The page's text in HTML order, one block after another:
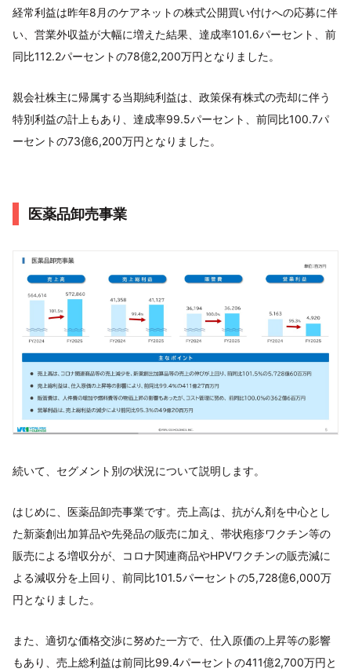
経常利益は昨年8月のケアネットの株式公開買い付けへの応募に伴
い、営業外収益が大幅に増えた結果、達成率101.6パーセント、前
同比112.2パーセントの78億2,200万円となりました。
親会社株主に帰属する当期純利益は、政策保有株式の売却に伴う
特別利益の計上もあり、達成率99.5パーセント、前同比100.7パ
ーセントの73億6,200万円となりました。
医薬品卸売事業
続いて、セグメント別の状況について説明します。
はじめに、医薬品卸売事業です。売上高は、抗がん剤を中心とし
た新薬創出加算品や先発品の販売に加え、帯状疱疹ワクチン等の
販売による増収分が、コロナ関連商品やHPVワクチンの販売減に
よる減収分を上回り、前同比101.5パーセントの5,728億6,000万
円となりました。
また、適切な価格交渉に努めた一方で、仕入原価の上昇等の影響
もあり、売上総利益は前同比99.4パーセントの411億2,700万円と